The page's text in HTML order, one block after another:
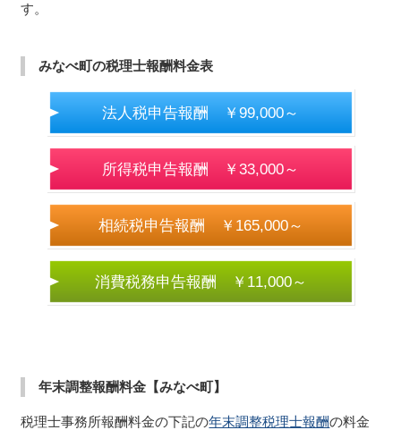
す。
みなべ町の税理士報酬料金表
法人税申告報酬 ￥99,000～
所得税申告報酬 ￥33,000～
相続税申告報酬 ￥165,000～
消費税務申告報酬 ￥11,000～
年末調整報酬料金【みなべ町】
税理士事務所報酬料金の下記の年末調整税理士報酬の料金